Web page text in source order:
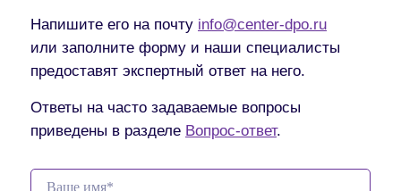
Напишите его на почту info@center-dpo.ru
или заполните форму и наши специалисты
предоставят экспертный ответ на него.
Ответы на часто задаваемые вопросы
приведены в разделе Вопрос-ответ.